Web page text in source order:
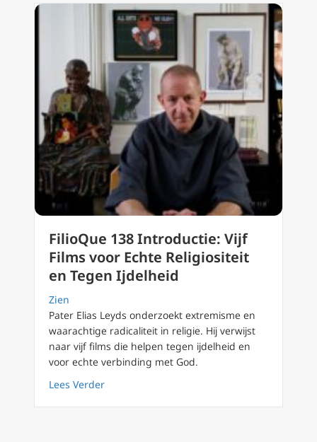
FilioQue 138 Introductie: Vijf
Films voor Echte Religiositeit
en Tegen Ijdelheid
Zien
Pater Elias Leyds onderzoekt extremisme en
waarachtige radicaliteit in religie. Hij verwijst
naar vijf films die helpen tegen ijdelheid en
voor echte verbinding met God.
Lees Verderabout FilioQue 138 Introductie: Vijf Films